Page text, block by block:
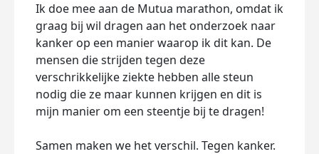
Ik doe mee aan de Mutua marathon, omdat ik
graag bij wil dragen aan het onderzoek naar
kanker op een manier waarop ik dit kan. De
mensen die strijden tegen deze
verschrikkelijke ziekte hebben alle steun
nodig die ze maar kunnen krijgen en dit is
mijn manier om een steentje bij te dragen!
Samen maken we het verschil. Tegen kanker.